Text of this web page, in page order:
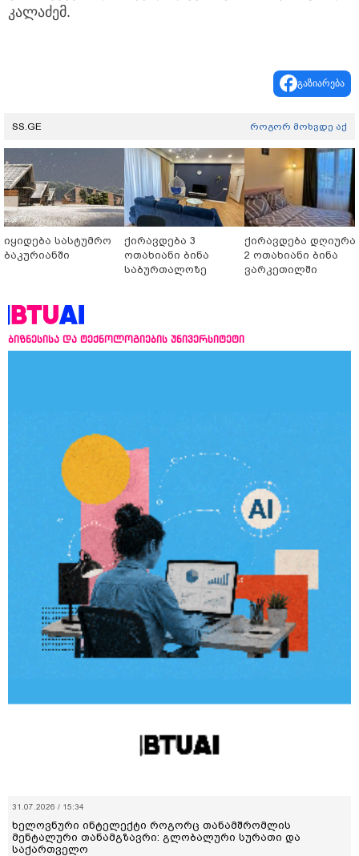
კალაძემ.
გაზიარება
SS.GE როგორ მოხვდე აქ
იყიდება სასტუმრო
ბაკურიანში
ქირავდება 3
ოთახიანი ბინა
საბურთალოზე
ქირავდება
2 ოთახიანი ბინა
ვარკეთილში
ბიზნესისა და ტექნოლოგიების უნივერსიტეტი
31.07.2026 / 15:34
ხელოვნური ინტელექტი როგორც თანამშრომლის
მენტალური თანამგზავრი: გლობალური სურათი და
საქართველო